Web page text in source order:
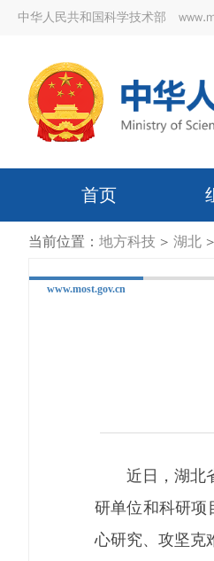
中华人民共和国科学技术部
首页
当前位置： 地方科技 > 湖北 >
www.most.gov.cn
近日，湖北省
研单位和科研项
心研究、攻坚克